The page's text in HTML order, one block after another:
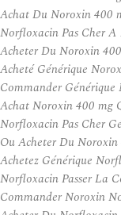
Achat Du Noroxin 400
Norfloxacin Pas Cher
Acheter Du Noroxin
Acheté Générique
Commander
Achat Noroxin 400 mg
Norfloxacin Pas Cher
Ou Acheter Du Noroxin
Achetez Générique
Norfloxacin Passer La
Commander Noroxin